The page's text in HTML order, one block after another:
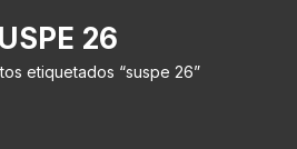
26
etiquetados “suspe 26”